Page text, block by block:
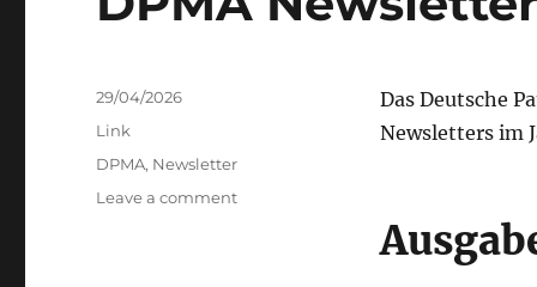
Das Deutsche
Newsletters im
Posted
on
29/04/2026
Categories
Link
Tags
DPMA, Newsletter
Leave a commenton